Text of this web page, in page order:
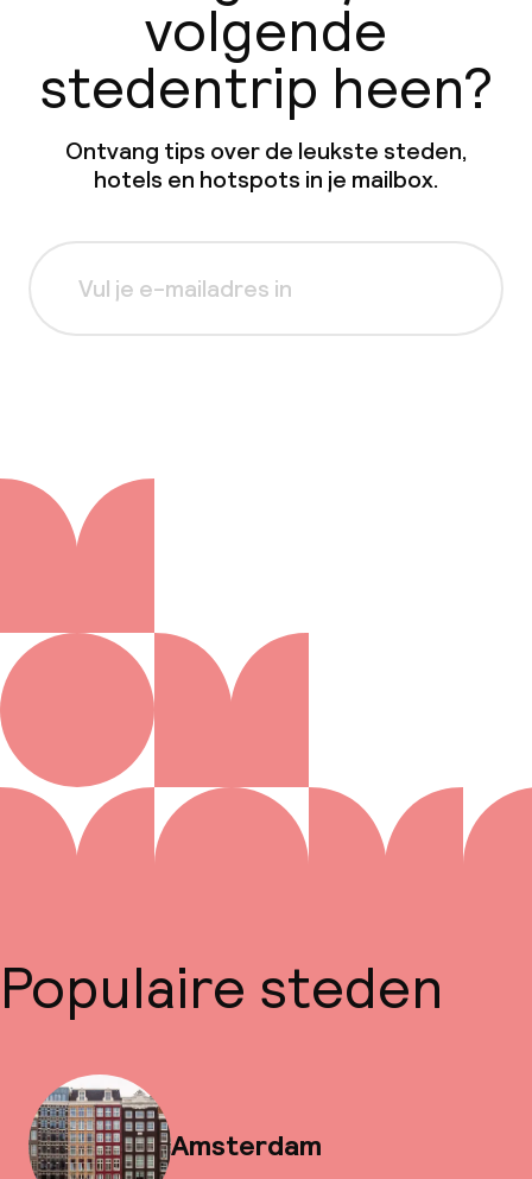
volgende
stedentrip heen?
Ontvang tips over de leukste steden,
hotels en hotspots in je mailbox.
Populaire steden
Amsterdam